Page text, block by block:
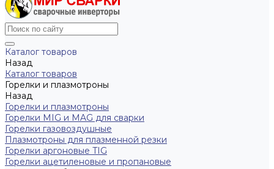
Каталог товаров
Назад
Каталог товаров
Горелки и плазмотроны
Назад
Горелки и плазмотроны
Горелки MIG и MAG для сварки
Горелки газовоздушные
Плазмотроны для плазменной резки
Горелки аргоновые TIG
Горелки ацетиленовые и пропановые